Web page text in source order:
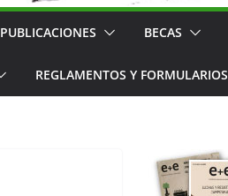
PUBLICACIONES BECAS
REGLAMENTOS Y FORMULARIOS